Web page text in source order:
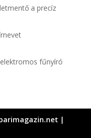
a precíz
fűnyíró
|